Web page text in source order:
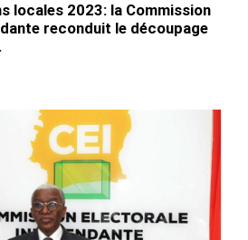
locales 2023: la Commission
reconduit le découpage